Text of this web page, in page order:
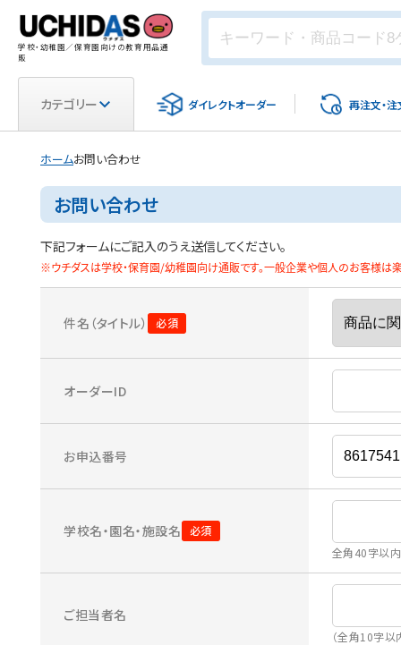
学校・幼稚園／保育園向けの教育用品通
販
カテゴリー ダイレクトオーダー 再注文・注
ホームお問い合わせ
お問い合わせ
下記フォームにご記入のうえ送信してください。
※ウチダスは学校・保育園/幼稚園向け通販です。一般企業や個人のお客様は
件名（タイトル）
オーダーID
お申込番号
学校名・園名・施設名
全角40字以内
ご担当者名
（全角10字以